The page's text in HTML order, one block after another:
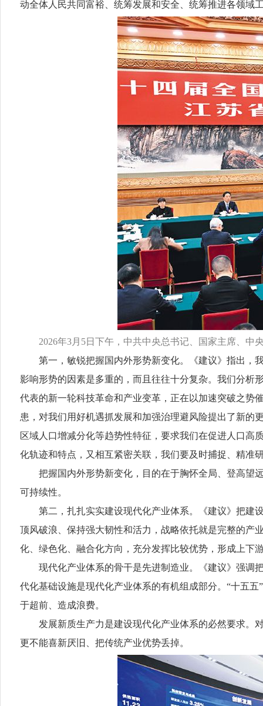
动全体人民共同富裕、统筹发展和安全、统筹推进各领域
2026年3月5日下午，中共中央总书记、国家主席、中
第一，敏锐把握国内外形势新变化。《建议》指出，我
影响形势的因素是多重的，而且往往十分复杂。我们分析
代表的新一轮科技革命和产业变革，正在以加速突破之势
患，对我们用好机遇抓发展和加强治理避风险提出了新的
区域人口增减分化等趋势性特征，要求我们在促进人口高
化轨迹和特点，又相互紧密关联，我们要及时捕捉、精准
把握国内外形势新变化，目的在于胸怀全局、登高望远
可持续性。
第二，扎扎实实建设现代化产业体系。《建议》把建设
顶风破浪、保持强大韧性和活力，战略依托就是完整的产
化、绿色化、融合化方向，充分发挥比较优势，形成上下
现代化产业体系的骨干是先进制造业。《建议》强调把
代化基础设施是现代化产业体系的有机组成部分。“十五
于超前、造成浪费。
发展新质生产力是建设现代化产业体系的必然要求。对
更不能喜新厌旧、把传统产业优势丢掉。